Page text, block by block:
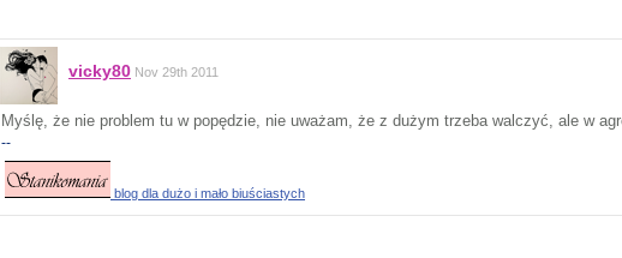
vicky80 Nov 29th 2011
Myślę, że nie problem tu w popędzie, nie uważam, że z dużym trzeba walczyć, ale w
--
blog dla dużo i mało biuściastych